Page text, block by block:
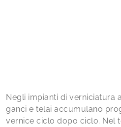
Negli impianti di verniciatura
ganci e telai accumulano
vernice ciclo dopo ciclo. Nel